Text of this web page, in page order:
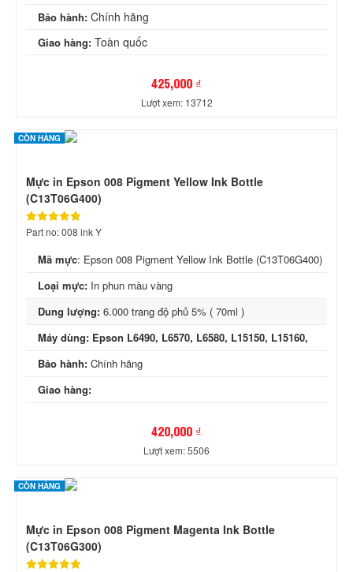
Bảo hành: Chính hãng
Giao hàng: Toàn quốc
425,000 ₫
Lượt xem: 13712
CÒN HÀNG
Mực in Epson 008 Pigment Yellow Ink Bottle
(C13T06G400)
Part no: 008 ink Y
Mã mực: Epson 008 Pigment Yellow Ink Bottle (C13T06G400)
Loại mực: In phun màu vàng
Dung lượng: 6.000 trang độ phủ 5% ( 70ml )
Máy dùng: Epson L6490, L6570, L6580, L15150, L15160,
Bảo hành: Chính hãng
Giao hàng:
420,000 ₫
Lượt xem: 5506
CÒN HÀNG
Mực in Epson 008 Pigment Magenta Ink Bottle
(C13T06G300)